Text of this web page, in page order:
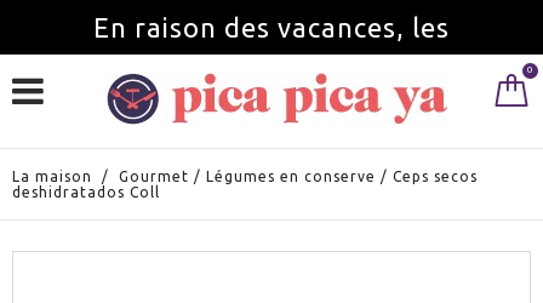
En raison des vacances, les
commandes seront servies à partir du 0
La maison / Gourmet / Légumes en conserve / Ceps secos
deshidratados Coll